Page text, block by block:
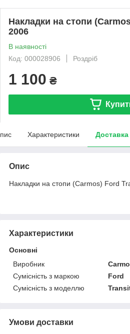
Накладки на стопи
2006
В наявності
Код: 000028906
Роздріб
1 100 ₴
Характеристики Доставка
Опис
Накладки на стопи (Carmos) Ford
Характеристики
Основні
Виробник
Сумісність з маркою
Ford
Сумісність з моделлю
Умови доставки